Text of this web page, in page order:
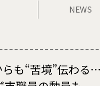
NEWS
も“苦境”伝わる